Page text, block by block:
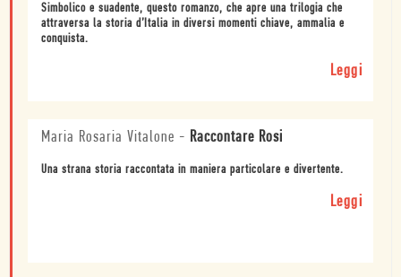
Simbolico e suadente, questo romanzo, che apre una trilogia che
attraversa la storia d’Italia in diversi momenti chiave, ammalia e
conquista.
Leggi
Maria Rosaria Vitalone - Raccontare Rosi
Una strana storia raccontata in maniera particolare e divertente.
Leggi